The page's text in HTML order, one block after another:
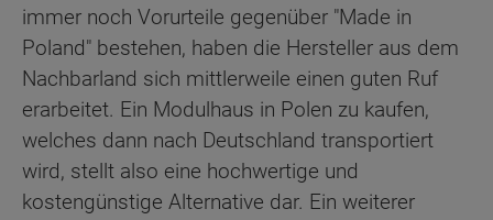
immer noch Vorurteile gegenüber "Made in
Poland" bestehen, haben die Hersteller aus dem
Nachbarland sich mittlerweile einen guten Ruf
erarbeitet. Ein Modulhaus in Polen zu kaufen,
welches dann nach Deutschland transportiert
wird, stellt also eine hochwertige und
kostengünstige Alternative dar. Ein weiterer